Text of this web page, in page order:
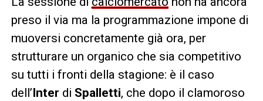
preso il via ma la programmazione impone di
muoversi concretamente già ora, per
strutturare un organico che sia competitivo
su tutti i fronti della stagione: è il caso
dell’ Inter di Spalletti, che dopo il clamoroso